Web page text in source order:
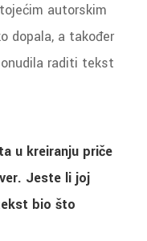
autorskim
dopala, a također
raditi tekst
u kreiranju priče
Jeste li joj
bio što